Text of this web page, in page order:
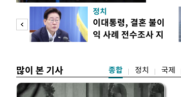
보가
다. 앞
·울산·
제주·
정치
이대통령, 결혼 불이
익 사례 전수조사 지
많이 본 기사 종합 정치 국제